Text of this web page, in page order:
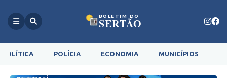
BOLETIM DO
SERTÃO
POLÍTICA POLÍCIA ECONOMIA MUNICÍPIOS